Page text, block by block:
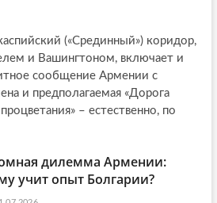
(«Срединный») коридор,
и Вашингтоном, включает и
сообщение Армении с
и предполагаемая «Дорога
– естественно, по
дилемма Армении:
учит опыт Болгарии?